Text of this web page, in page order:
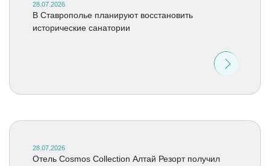
28.07.2026
В Ставрополье планируют восстановить
исторические санатории
28.07.2026
Отель Cosmos Collection Алтай Резорт получил